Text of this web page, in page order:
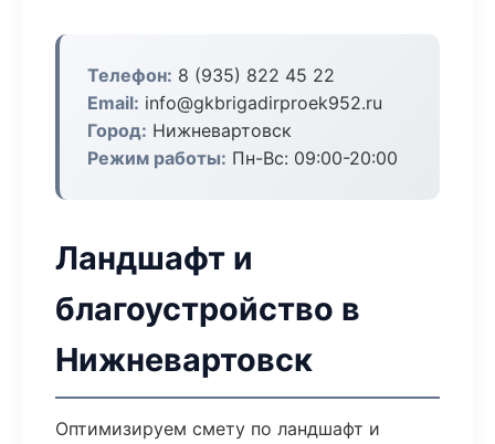
Телефон: 8 (935) 822 45 22
Email: info@gkbrigadirproek952.ru
Город: Нижневартовск
Режим работы: Пн-Вс: 09:00-20:00
Ландшафт и
благоустройство в
Нижневартовск
Оптимизируем смету по ландшафт и